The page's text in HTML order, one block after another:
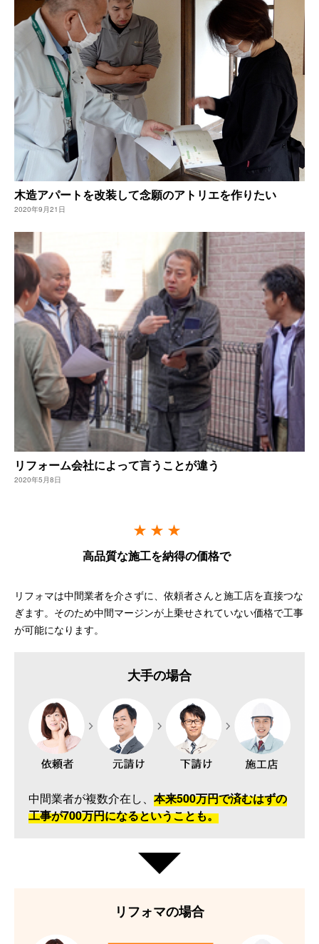
木造アパートを改装して念願のアトリエを作りたい
2020年9月21日
リフォーム会社によって言うことが違う
2020年5月8日
高品質な施工を納得の価格で
リフォマは中間業者を介さずに、依頼者さんと施工店を直接つな
ぎます。そのため中間マージンが上乗せされていない価格で工事
が可能になります。
大手の場合
中間業者が複数介在し、 本来500万円で済むはずの
工事が700万円になるということも。
リフォマの場合